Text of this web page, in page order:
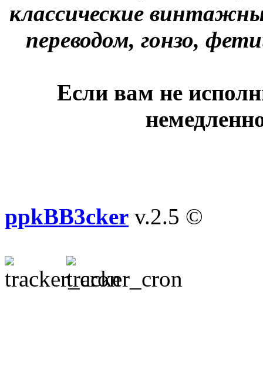
классические
переводом, гонзо,
Если вам не
ppkBB3cker v.2.5 ©